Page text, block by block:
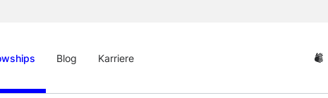
Blog Karriere